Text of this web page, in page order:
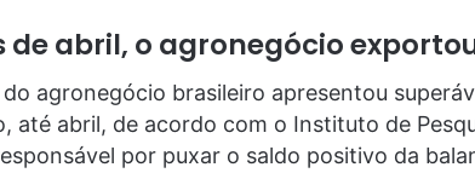
abril, o agronegócio exportou
agronegócio brasileiro apresentou
até abril, de acordo com o Instituto de
por puxar o saldo positivo da